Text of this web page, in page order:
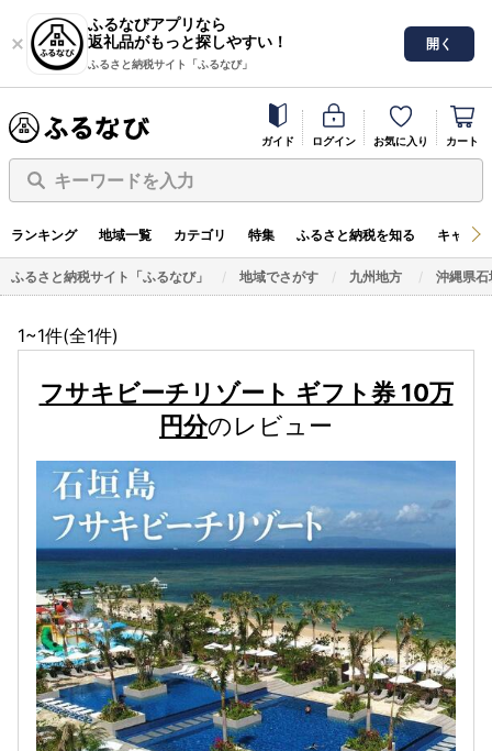
ふるなびアプリなら
返礼品がもっと探しやすい！
ふるさと納税サイト「ふるなび」
開く
ガイド ログイン お気に入り カート
キーワードを入力
ランキング 地域一覧 カテゴリ 特集 ふるさと納税を知る キャン
ふるさと納税サイト「ふるなび」 地域でさがす 九州地方 沖縄県石
1~1件(全1件)
フサキビーチリゾート ギフト券 10万
円分のレビュー